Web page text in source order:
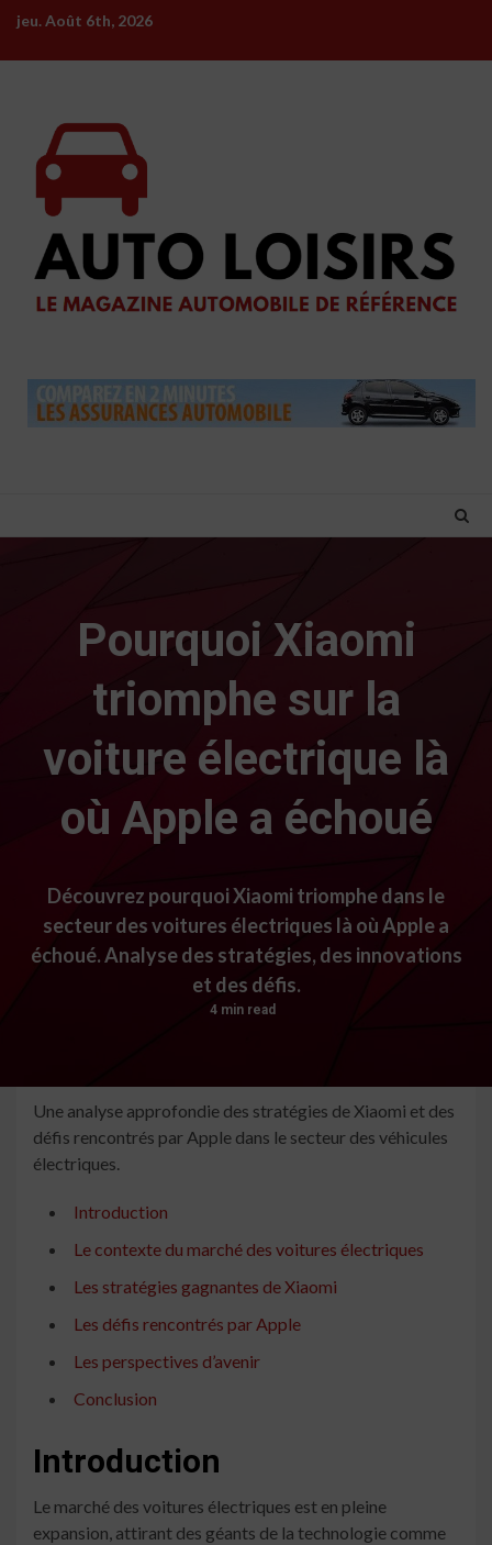
Skip
content
jeu. Août 6th, 2026
Pourquoi Xiaomi
triomphe sur la
voiture électrique là
où Apple a échoué
Découvrez pourquoi Xiaomi triomphe dans le
secteur des voitures électriques là où Apple a
échoué. Analyse des stratégies, des innovations
et des défis.
4 min read
Une analyse approfondie des stratégies de Xiaomi et des
défis rencontrés par Apple dans le secteur des véhicules
électriques.
Introduction
Le contexte du marché des voitures électriques
Les stratégies gagnantes de Xiaomi
Les défis rencontrés par Apple
Les perspectives d’avenir
Conclusion
Introduction
Le marché des voitures électriques est en pleine
expansion, attirant des géants de la technologie comme